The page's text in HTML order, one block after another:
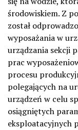
środowiskiem. Z
został
wyposażania w
urządzania sekcji
prac
procesu
polegających na
urządzeń w celu
osiągniętych
eksploatacyjnych